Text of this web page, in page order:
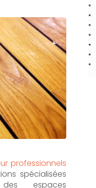
professionnels
spécialisées
espaces